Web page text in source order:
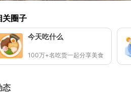
关圈子
今天吃什么
100万+名吃货一起分享美食
态